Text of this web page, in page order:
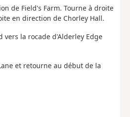
de Field's Farm. Tourne à droite
en direction de Chorley Hall.
la rocade d'Alderley Edge
et retourne au début de la